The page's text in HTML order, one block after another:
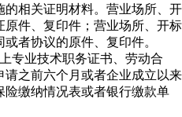
的相关证明材料。营业场所、开
件、复印件；营业场所、开标
者协议的原件、复印件。
专业技术职务证书、劳动合
请之前六个月或者企业成立以来
缴纳情况表或者银行缴款单